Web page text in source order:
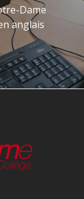
Dame
anglais